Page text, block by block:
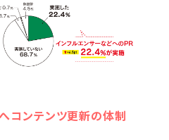
コンテンツ更新の体制